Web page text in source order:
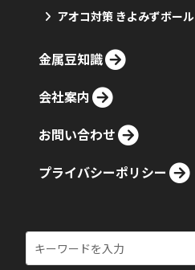
アオコ対策 きよみずボール
金属豆知識
会社案内
お問い合わせ
プライバシーポリシー